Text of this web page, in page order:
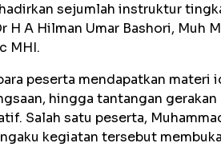
sejumlah instruktur
H A Hilman Umar Bashori, Muh
MHI.
peserta mendapatkan
hingga tantangan
Salah satu peserta,
kegiatan tersebut